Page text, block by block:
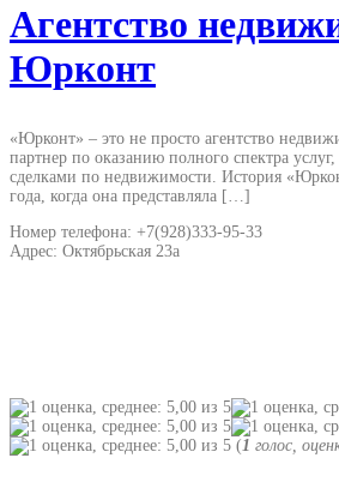
Агентство
Юрконт
«Юрконт» – это не просто агентство
партнер по оказанию полного спектра
сделками по недвижимости. История
года, когда она представляла […]
Номер телефона: +7(928)333-95-33
Адрес: Октябрьская 23а
(1 голос,